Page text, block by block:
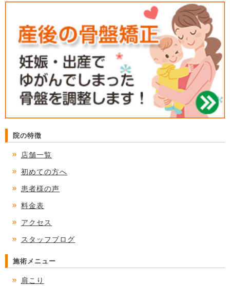
院の特徴
店舗一覧
初めての方へ
患者様の声
料金表
アクセス
スタッフブログ
施術メニュー
肩こり